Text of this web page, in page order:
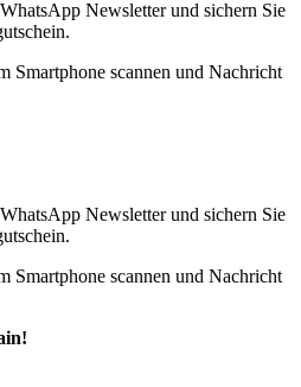
Newsletter und sichern Sie
Smartphone scannen und Nachricht
Newsletter und sichern Sie
Smartphone scannen und Nachricht